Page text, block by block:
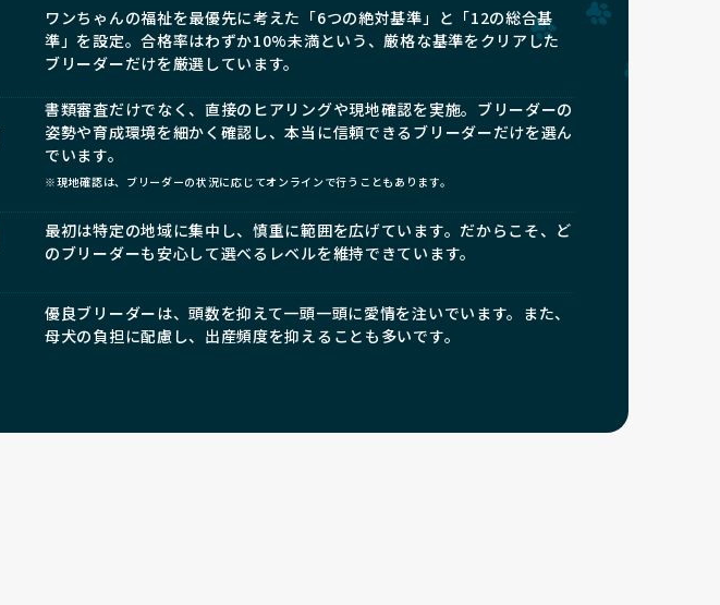
ワンちゃんの福祉を最優先に考えた「6つの絶対基準」と「12の総合基
準」を設定。合格率はわずか10%未満という、厳格な基準をクリアした
ブリーダーだけを厳選しています。
書類審査だけでなく、直接のヒアリングや現地確認を実施。ブリーダーの
姿勢や育成環境を細かく確認し、本当に信頼できるブリーダーだけを選ん
でいます。
※現地確認は、ブリーダーの状況に応じてオンラインで行うこともあります。
最初は特定の地域に集中し、慎重に範囲を広げています。だからこそ、ど
のブリーダーも安心して選べるレベルを維持できています。
優良ブリーダーは、頭数を抑えて一頭一頭に愛情を注いでいます。また、
母犬の負担に配慮し、出産頻度を抑えることも多いです。